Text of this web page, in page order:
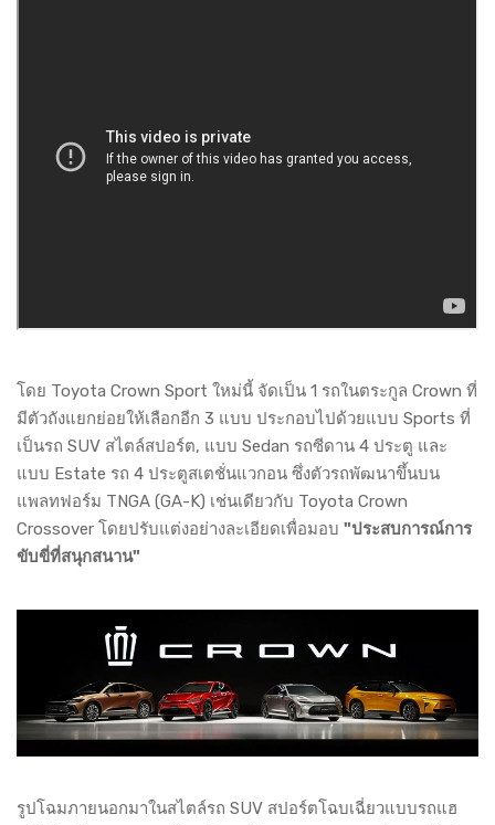
โดย Toyota Crown Sport ใหม่นี้ จัดเป็น 1 รถในตระกูล Crown ที่
มีตัวถังแยกย่อยให้เลือกอีก 3 แบบ ประกอบไปด้วยแบบ Sports ที่
เป็นรถ SUV สไตล์สปอร์ต, แบบ Sedan รถซีดาน 4 ประตู และ
แบบ Estate รถ 4 ประตูสเตชั่นแวกอน ซึ่งตัวรถพัฒนาขึ้นบน
แพลทฟอร์ม TNGA (GA-K) เช่นเดียวกับ Toyota Crown
Crossover โดยปรับแต่งอย่างละเอียดเพื่อมอบ "ประสบการณ์การ
ขับขี่ที่สนุกสนาน"
รูปโฉมภายนอกมาในสไตล์รถ SUV สปอร์ตโฉบเฉี่ยวแบบรถแฮ